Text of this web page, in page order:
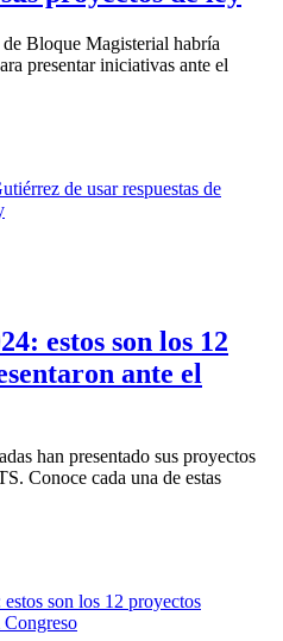
Bloque Magisterial habría
presentar iniciativas ante el
estos son los 12
ante el
han presentado sus proyectos
Conoce cada una de estas